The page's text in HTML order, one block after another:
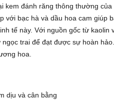
kem đánh răng thông thường
với bạc hà và dầu hoa cam giúp
tế này. Với nguồn gốc từ kaolin
trai để đạt được sự hoàn
hoa.
dịu và cân bằng